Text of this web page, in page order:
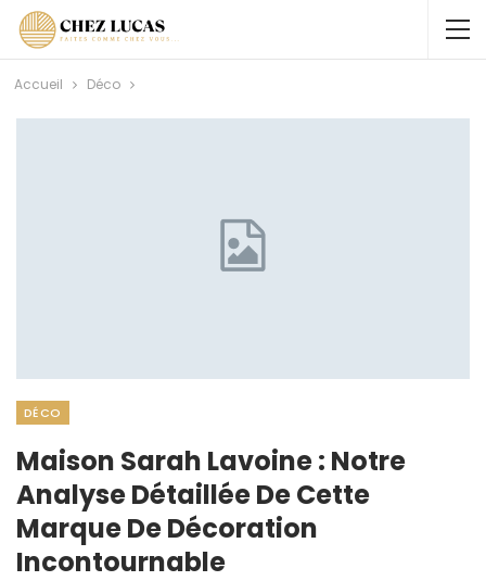
Accueil Déco
DÉCO
Maison Sarah Lavoine : Notre
Analyse Détaillée De Cette
Marque De Décoration
Incontournable